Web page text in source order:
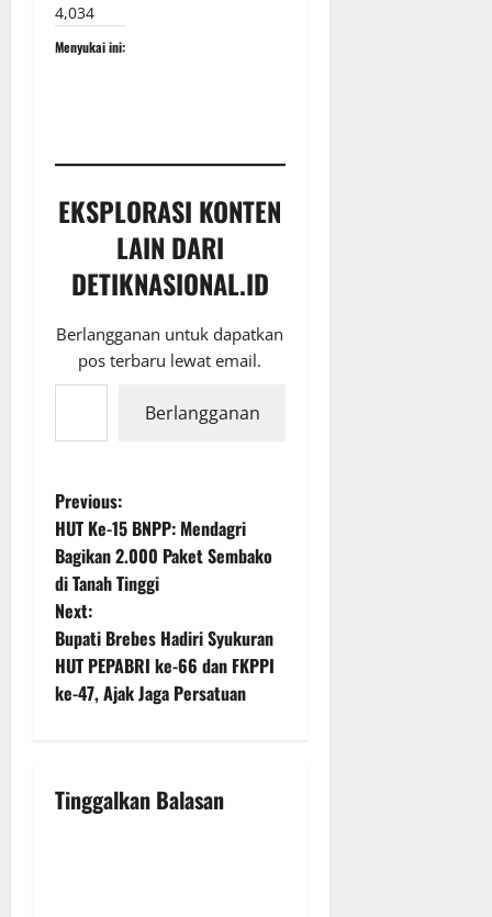
4,034
Menyukai ini:
EKSPLORASI KONTEN
LAIN DARI
DETIKNASIONAL.ID
Berlangganan untuk dapatkan
pos terbaru lewat email.
Ketikkan email Anda...
Berlangganan
P
o
s
t
n
v
Previous:
HUT Ke-15 BNPP: Mendagri
Bagikan 2.000 Paket Sembako
di Tanah Tinggi
Next:
Bupati Brebes Hadiri Syukuran
HUT PEPABRI ke-66 dan FKPPI
ke-47, Ajak Jaga Persatuan
Tinggalkan Balasan